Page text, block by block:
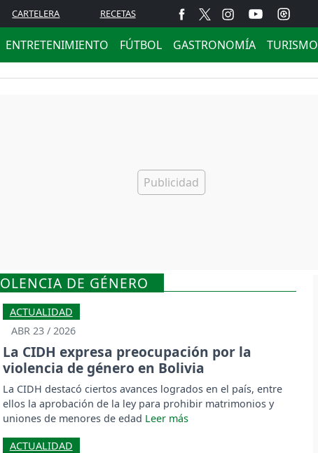
CARTELERA RECETAS
ENTRETENIMIENTO FÚTBOL GASTRONOMÍA TURISMO
DE GÉNERO
ACTUALIDAD
ABR 23 / 2026
La CIDH expresa preocupación por la
violencia de género en Bolivia
La CIDH destacó ciertos avances logrados en el país, entre
ellos la aprobación de la ley para prohibir matrimonios y
uniones de menores de edad
ACTUALIDAD